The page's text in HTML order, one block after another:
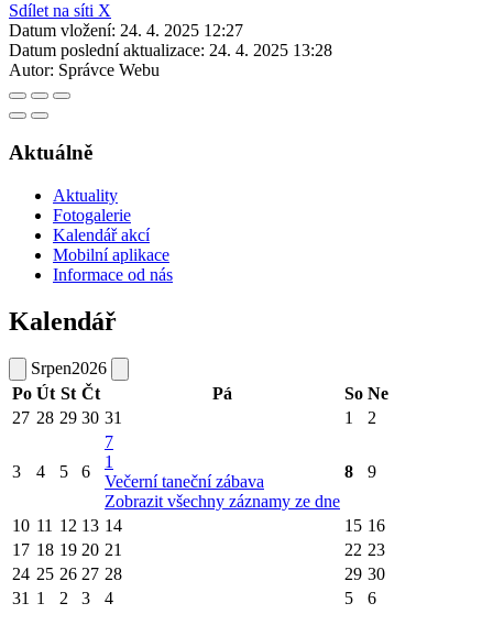
Sdílet na síti X
Datum vložení: 24. 4. 2025 12:27
Datum poslední aktualizace: 24. 4. 2025 13:28
Autor: Správce Webu
Aktuálně
Aktuality
Fotogalerie
Kalendář akcí
Mobilní aplikace
Informace od nás
Kalendář
Srpen2026
Po Út St Čt Pá So Ne
27 28 29 30 31 1 2
3 4 5 6
7
1
Večerní taneční zábava
Zobrazit všechny záznamy ze dne
8 9
10 11 12 13 14 15 16
17 18 19 20 21 22 23
24 25 26 27 28 29 30
31 1 2 3 4 5 6